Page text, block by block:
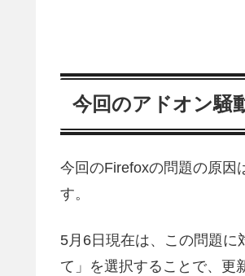
今回のアドオン騒
今回のFirefoxの問題の原因
す。
5月6日現在は、この問題に
て」を選択することで、更